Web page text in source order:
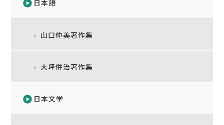
日本語
山口仲美著作集
大坪併治著作集
日本文学